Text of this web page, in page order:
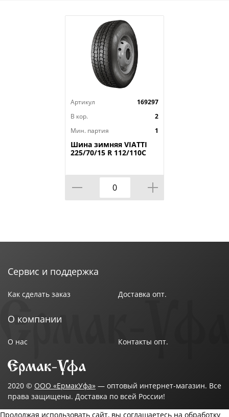
Артикул
169297
В кор.
2
Мин. партия
1
Шина зимняя VIATTI
225/70/15 R 112/110C
Сервис и поддержка
Как сделать заказ Доставка опт.
О компании
О нас Контакты опт.
2020 © ООО «ЕрмакУфа» — оптовый интернет-магазин. Все
права защищены. Доставка по всей России!
Продолжая использовать сайт, вы соглашаетесь на обработку